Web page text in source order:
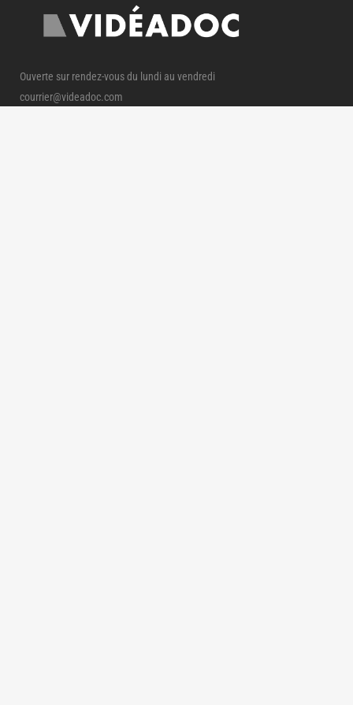
Ouverte sur rendez-vous du lundi au vendredi
courrier@videadoc.com